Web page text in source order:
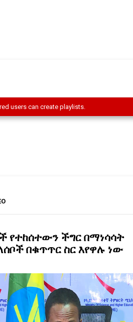
users can create playlists.
የተከሰተውን ችግር በማነሳሳት
በቁጥጥር ስር እየዋሉ ነው